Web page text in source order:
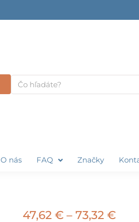
Vyhľadať
O nás FAQ Značky
47,62 € – 73,32 €Price